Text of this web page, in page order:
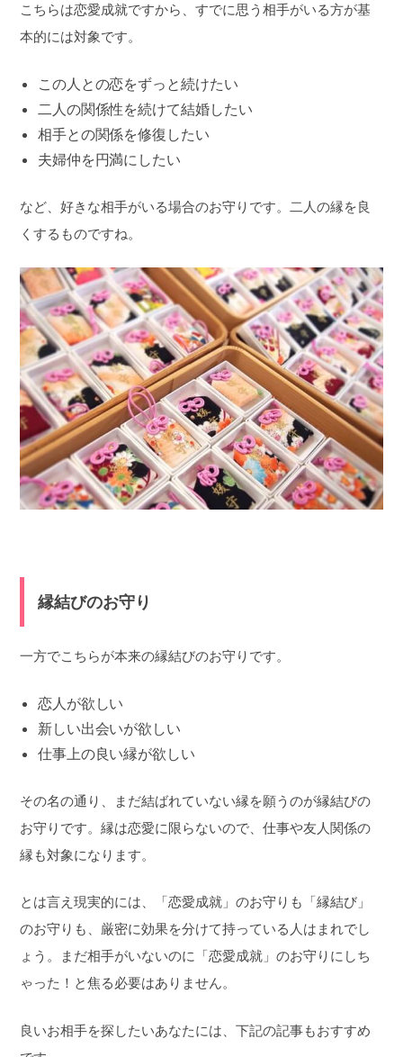
こちらは恋愛成就ですから、すでに思う相手がいる方が基
本的には対象です。
この人との恋をずっと続けたい
二人の関係性を続けて結婚したい
相手との関係を修復したい
夫婦仲を円満にしたい
など、好きな相手がいる場合のお守りです。二人の縁を良
くするものですね。
縁結びのお守り
一方でこちらが本来の縁結びのお守りです。
恋人が欲しい
新しい出会いが欲しい
仕事上の良い縁が欲しい
その名の通り、まだ結ばれていない縁を願うのが縁結びの
お守りです。縁は恋愛に限らないので、仕事や友人関係の
縁も対象になります。
とは言え現実的には、「恋愛成就」のお守りも「縁結び」
のお守りも、厳密に効果を分けて持っている人はまれでし
ょう。まだ相手がいないのに「恋愛成就」のお守りにしち
ゃった！と焦る必要はありません。
良いお相手を探したいあなたには、下記の記事もおすすめ